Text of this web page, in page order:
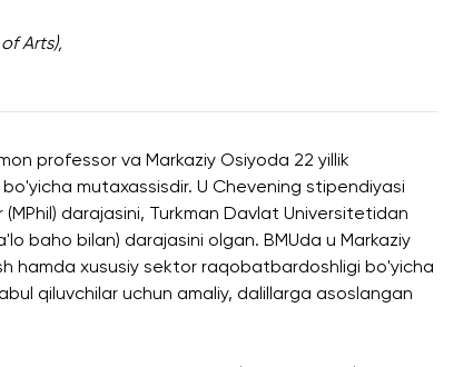
Arts),
professor va Markaziy Osiyoda 22 yillik
mutaxassisdir. U Chevening stipendiyasi
darajasini, Turkman Davlat Universitetidan
baho bilan) darajasini olgan. BMUda u Markaziy
hamda xususiy sektor raqobatbardoshligi bo'yicha
qiluvchilar uchun amaliy, dalillarga asoslangan